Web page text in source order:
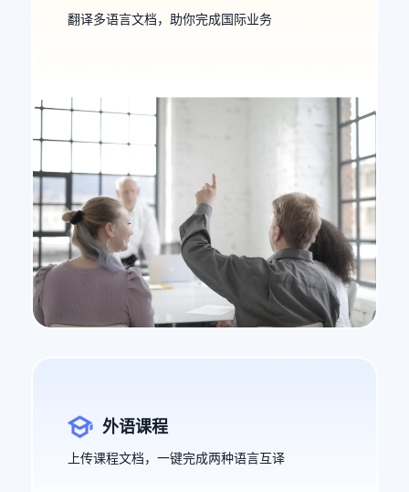
翻译多语言文档，助你完成国际业务
外语课程
上传课程文档，一键完成两种语言互译